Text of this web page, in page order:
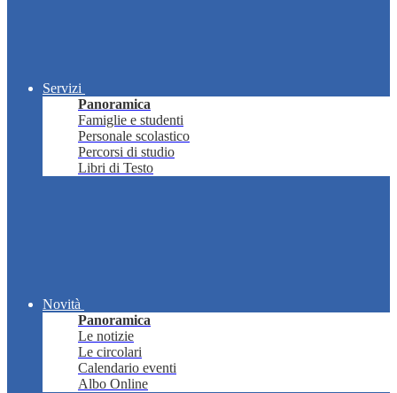
Servizi
Panoramica
Famiglie e studenti
Personale scolastico
Percorsi di studio
Libri di Testo
Novità
Panoramica
Le notizie
Le circolari
Calendario eventi
Albo Online